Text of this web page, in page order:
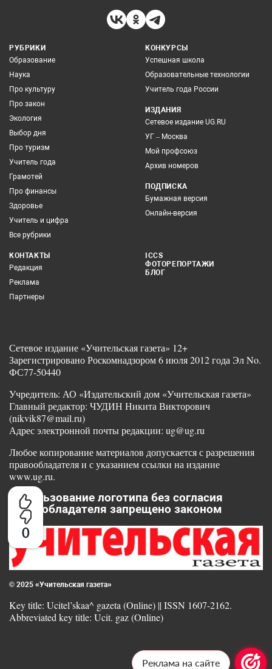
0
РУБРИКИ
Образование
Наука
Про культуру
Про закон
Экология
Выбор дня
Про туризм
Учитель года
Грамотей
Про финансы
Здоровье
Учитель и цифра
Все рубрики
КОНКУРСЫ
Успешная школа
Образовательные технологии
Учитель года России
ИЗДАНИЯ
Сетевое издание UG.RU
УГ – Москва
Мой профсоюз
Архив номеров
ПОДПИСКА
Бумажная версия
Онлайн-версия
КОНТАКТЫ
Редакция
Реклама
Партнеры
ICCS
ФОТОРЕПОРТАЖИ
БЛОГ
Сетевое издание «Учительская газета» 12+
Зарегистрировано Роскомнадзором 6 июля 2012 года Эл No.
ФС77-50440
Учредитель: АО «Издательский дом «Учительская газета»
Главный редактор: ЧУДИН Никита Викторович
(nikvik87@mail.ru)
Адрес электронной почты редакции: ug@ug.ru
Любое копирование материалов допускается с разрешения
правообладателя и с указанием ссылки на издание
www.ug.ru.
Использование логотипа без согласия
правообладателя запрещено законом
© 2025 «Учительская газета»
Key title: Ucitel’skaa^ gazeta (Online) || ISSN 1607-2162.
Abbreviated key title: Ucit. gaz (Online)
Реклама на сайте